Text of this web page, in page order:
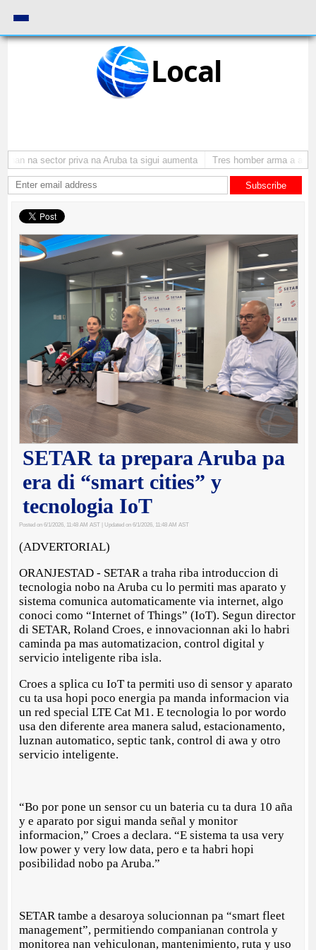
Local
na sector priva na Aruba ta sigui aumenta Tres homber arma a
Subscribe
SETAR ta prepara Aruba pa
era di “smart cities” y
tecnologia IoT
Posted on 6/1/2026, 11:48 AM AST | Updated on 6/1/2026, 11:48 AM AST
(ADVERTORIAL)
ORANJESTAD - SETAR a traha riba introduccion di
tecnologia nobo na Aruba cu lo permiti mas aparato y
sistema comunica automaticamente via internet, algo
conoci como “Internet of Things” (IoT). Segun director
di SETAR, Roland Croes, e innovacionnan aki lo habri
caminda pa mas automatizacion, control digital y
servicio inteligente riba isla.
Croes a splica cu IoT ta permiti uso di sensor y aparato
cu ta usa hopi poco energia pa manda informacion via
un red special LTE Cat M1. E tecnologia lo por wordo
usa den diferente area manera salud, estacionamento,
luznan automatico, septic tank, control di awa y otro
servicio inteligente.
“Bo por pone un sensor cu un bateria cu ta dura 10 aña
y e aparato por sigui manda señal y monitor
informacion,” Croes a declara. “E sistema ta usa very
low power y very low data, pero e ta habri hopi
posibilidad nobo pa Aruba.”
SETAR tambe a desaroya solucionnan pa “smart fleet
management”, permitiendo companianan controla y
monitorea nan vehiculonan, mantenimiento, ruta y uso